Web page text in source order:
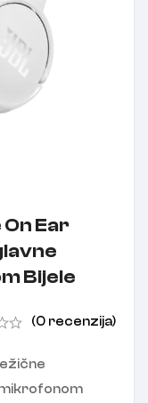
Ear
Bijele
(0 recenzija)